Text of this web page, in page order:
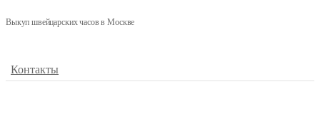
Выкуп швейцарских часов в Москве
Контакты